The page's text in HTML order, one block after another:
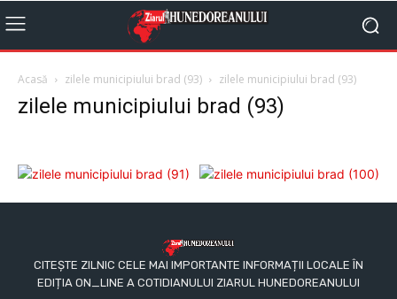
Acasă zilele municipiului brad (93) zilele municipiului brad (93)
zilele municipiului brad (93)
CITEȘTE ZILNIC CELE MAI IMPORTANTE INFORMAȚII LOCALE ÎN
EDIȚIA ON_LINE A COTIDIANULUI ZIARUL HUNEDOREANULUI